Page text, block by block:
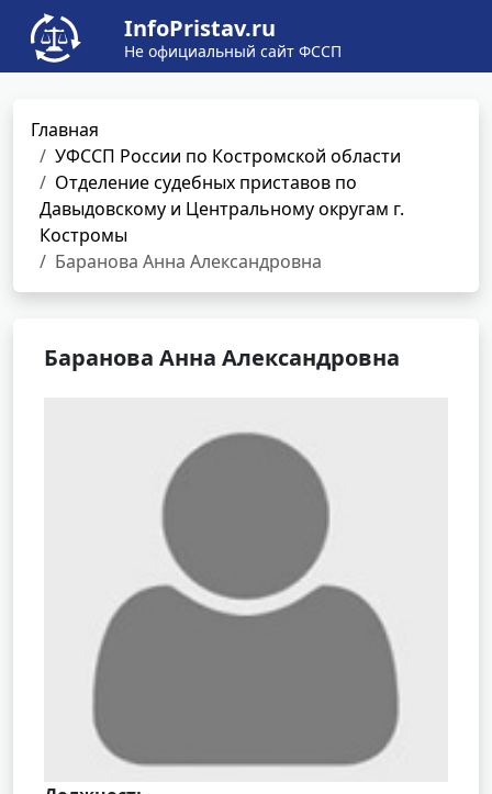
InfoPristav.ru
Не официальный сайт ФССП
Главная
УФССП России по Костромской области
Отделение судебных приставов по
Давыдовскому и Центральному округам г.
Костромы
Баранова Анна Александровна
Баранова Анна Александровна